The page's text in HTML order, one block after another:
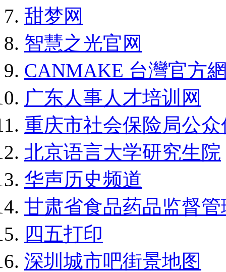
甜梦网
智慧之光官网
CANMAKE 台灣官方
广东人事人才培训网
重庆市社会保险局公
北京语言大学研究生院
华声历史频道
甘肃省食品药品监督管
四五打印
深圳城市吧街景地图